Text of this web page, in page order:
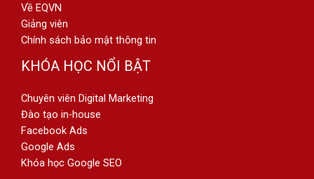
Về EQVN
Giảng viên
Chính sách bảo mật thông tin
KHÓA HỌC NỔI BẬT
Chuyên viên Digital Marketing
Đào tạo in-house
Facebook Ads
Google Ads
Khóa học Google SEO